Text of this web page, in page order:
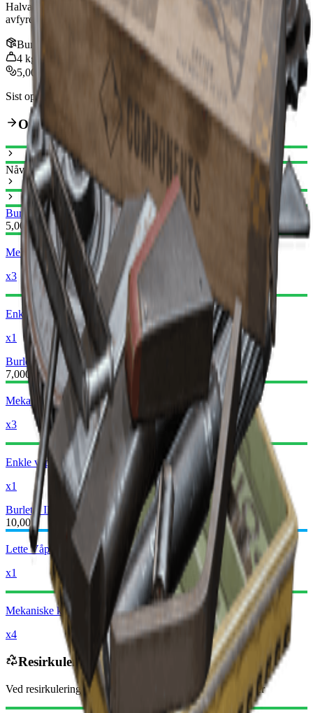
Halvautomatisk pistol med anstendig skade og nøyaktighet. Kan
avfyres så raskt som du kan trekke av avtrekkeren.
Bunke
4 kg
5,000
Sist oppdatert
Feb 24, 2026
Oppgraderingsvei
Nåværende
Burletta I
Burletta II
5,000
Mekaniske komponenter
x3
Enkle våpendeler
x1
Burletta II
Burletta III
7,000
Mekaniske komponenter
x3
Enkle våpendeler
x1
Burletta III
Burletta IV
10,000
Lette Våpendeler
x1
Mekaniske komponenter
x4
Resirkuleres til
Ved resirkulering vil du motta Raider-mynter